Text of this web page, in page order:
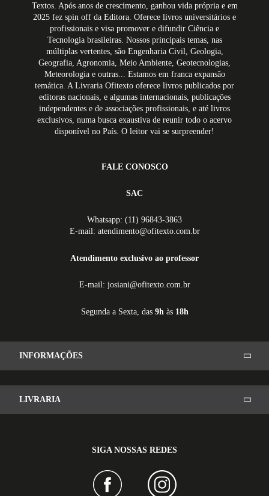
Textos. Após anos de crescimento, ganhou vida própria e em
2025 fez spin off da Editora. Oferece livros universitários e
profissionais e visa promover e difundir Ciência e
Tecnologia brasileiras. Nossos principais temas, nas
múltiplas vertentes, são Engenharia Civil, Geologia,
Geografia, Agronomia, Meio Ambiente, Geotecnologias,
Meteorologia e outras... Estamos em franca expansão
temática. A Livraria Ofitexto oferece livros publicados por
editoras nacionais, e algumas internacionais, publicações
independentes e de associações profissionais, e até livros
exclusivos, numa busca exaustiva de reunir todo o acervo
disponível no País. O leitor vai se surpreender!
FALE CONOSCO
SAC
Whatsapp: (11) 96843-3863
E-mail: atendimento@ofitexto.com.br
Atendimento exclusivo ao professor
E-mail: josiani@ofitexto.com.br
Segunda a Sexta, das 9h às 18h
INFORMAÇÕES
LIVRARIA
SIGA NOSSAS REDES